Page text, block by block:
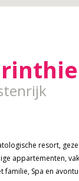
resort,
appartementen,
familie, Spa en